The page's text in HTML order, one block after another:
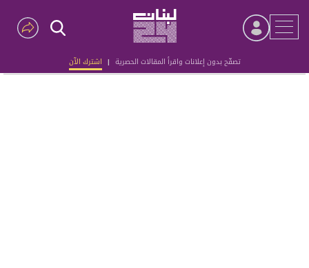
تصفّح بدون إعلانات واقرأ المقالات الحصرية | اشترك الآن
Advertisement